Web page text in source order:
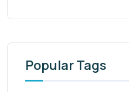
Popular Tags